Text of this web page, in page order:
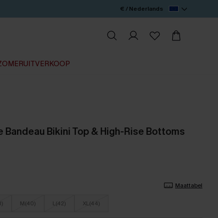
€ / Nederlands
Bandeau Bikini Top & High-Rise Bottoms
Maattabel
M(40) L(42) XL(44)